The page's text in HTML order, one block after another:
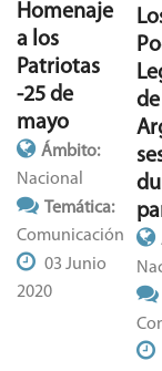
Homenaje
a los
Patriotas
-25 de
mayo
Ámbito:
Nacional
Temática:
Comunicación
03 Junio
2020
de